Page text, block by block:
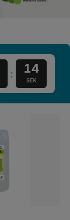
: 11
SEK